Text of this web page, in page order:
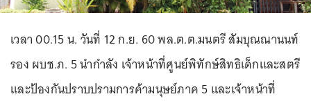
เวลา 00.15 น. วันที่ 12 ก.ย. 60 พล.ต.ต.มนตรี สัมบุณณานนท์
รอง ผบช.ภ. 5 นำกำลัง เจ้าหน้าที่ศูนย์พิทักษ์สิทธิเด็กและสตรี
และป้องกันปราบปรามการค้ามนุษย์ภาค 5 และเจ้าหน้าที่